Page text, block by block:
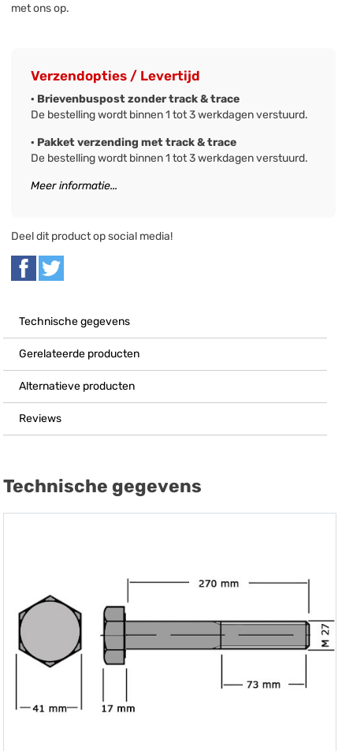
met ons op.
Verzendopties / Levertijd
· Brievenbuspost zonder track & trace
De bestelling wordt binnen 1 tot 3 werkdagen verstuurd.
· Pakket verzending met track & trace
De bestelling wordt binnen 1 tot 3 werkdagen verstuurd.
Meer informatie...
Deel dit product op social media!
Technische gegevens
Gerelateerde producten
Alternatieve producten
Reviews
Technische gegevens